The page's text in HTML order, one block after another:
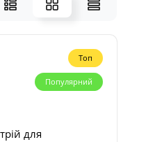
Топ
Популярний
для